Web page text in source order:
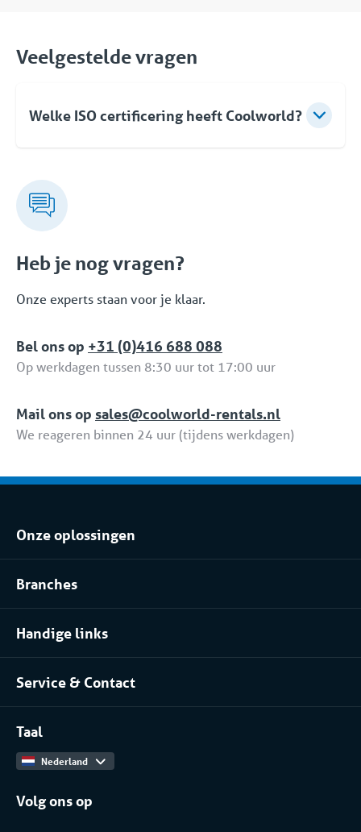
Veelgestelde vragen
Welke ISO certificering heeft Coolworld?
ISO 9001 (kwaliteit), ISO 45001 (Veiligheid) en ISO
14001 (Milieu).
Heb je nog vragen?
Onze experts staan voor je klaar.
Bel ons op +31 (0)416 688 088
Op werkdagen tussen 8:30 uur tot 17:00 uur
Mail ons op sales@coolworld-rentals.nl
We reageren binnen 24 uur (tijdens werkdagen)
Onze oplossingen
Koel- of vriesopslag huren
Procesinstallatie huren
Klimaatbeheersing huren
Branches
Voedingsindustrie
Pharma
(Petro)chemie
Meer branches
Handige links
Over Coolworld
Projecten
Werken bij
Catalogus
Service & Contact
Contact
Taal
Nederland
Volg ons op